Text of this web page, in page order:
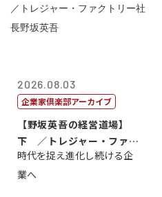
2026.08.03
企業家倶楽部アーカイブ
【野坂英吾の経営道場】
下 ／トレジャー・ファク
トリー社長野坂...
時代を捉え進化し続ける企
業へ